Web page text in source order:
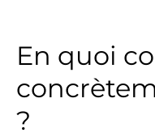
En quoi
?